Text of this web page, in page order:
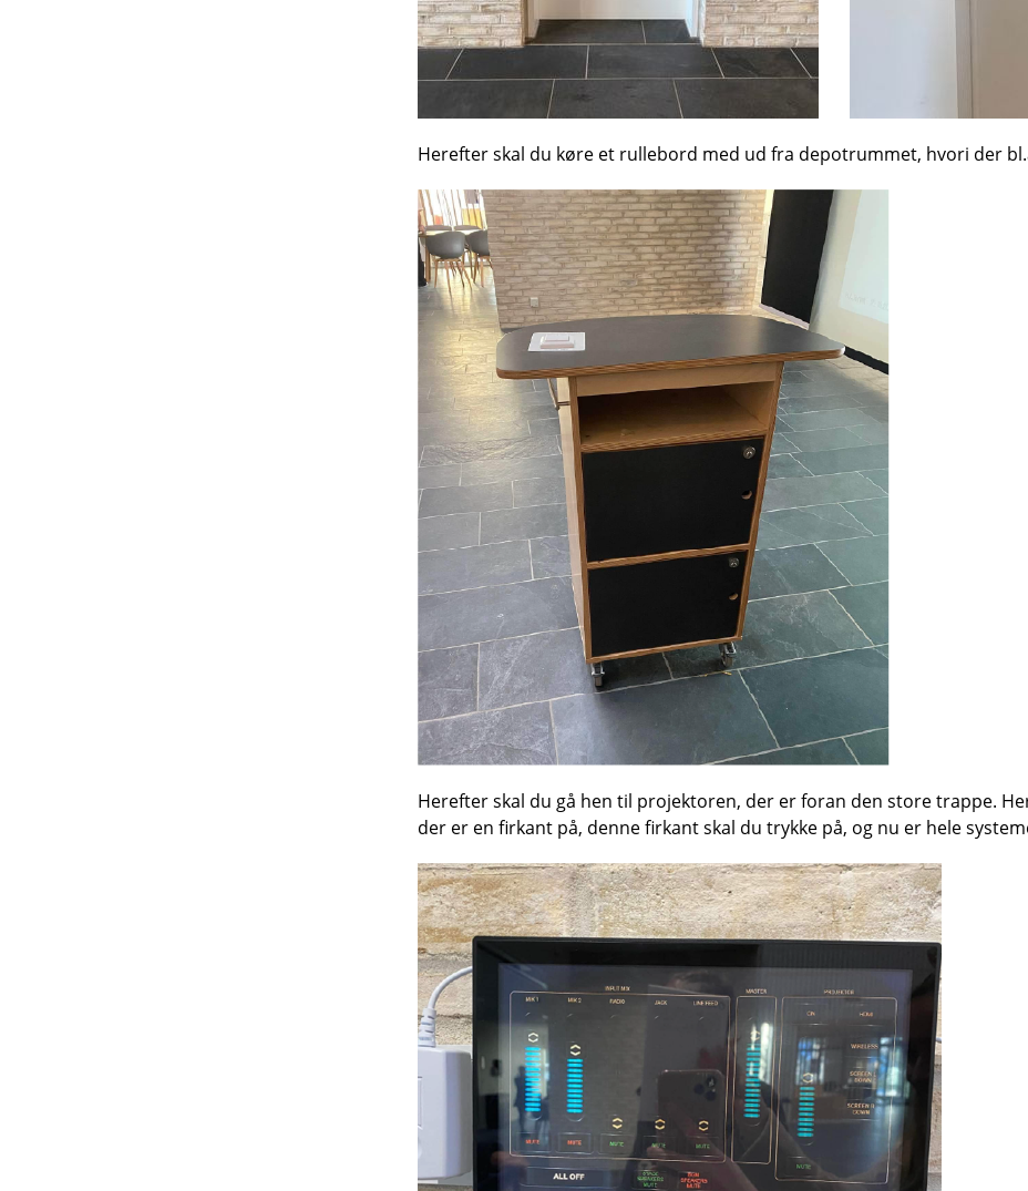
Herefter skal du køre et rullebord med ud fra depotrummet, hvori der
Herefter skal du gå hen til projektoren, der er foran den store trappe.
der er en firkant på, denne firkant skal du trykke på, og nu er hele